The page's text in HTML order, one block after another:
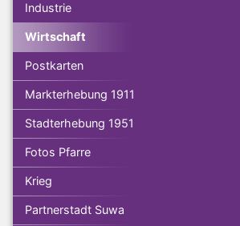
Industrie
Wirtschaft
Postkarten
Markterhebung 1911
Stadterhebung 1951
Fotos Pfarre
Krieg
Partnerstadt Suwa